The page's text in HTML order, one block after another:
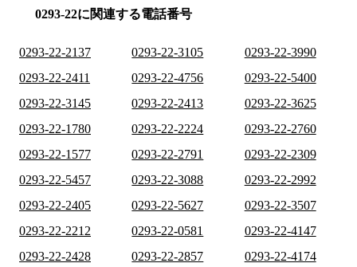
0293-22に関連する電話番号
0293-22-2137 0293-22-3105
0293-22-3990
0293-22-2411
0293-22-4756
0293-22-5400
0293-22-3145
0293-22-2413
0293-22-3625
0293-22-1780
0293-22-2224
0293-22-2760
0293-22-1577
0293-22-2791
0293-22-2309
0293-22-5457
0293-22-3088
0293-22-2992
0293-22-2405
0293-22-5627
0293-22-3507
0293-22-2212
0293-22-0581
0293-22-4147
0293-22-2428
0293-22-2857
0293-22-4174